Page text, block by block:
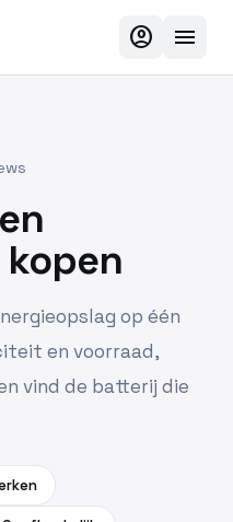
account_circle menu
op één
en voorraad,
vind de batterij die